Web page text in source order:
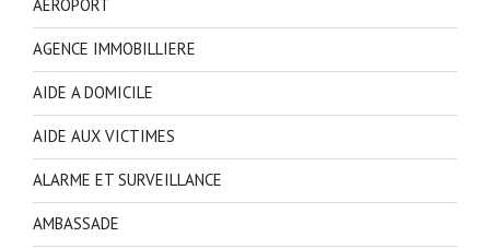
AEROPORT
AGENCE IMMOBILLIERE
AIDE A DOMICILE
AIDE AUX VICTIMES
ALARME ET SURVEILLANCE
AMBASSADE